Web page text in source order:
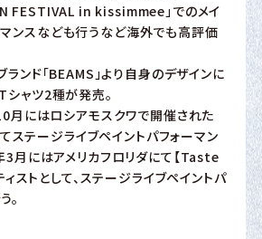
FESTIVAL in kissimmee」でのメイ
ンスなども行うなど海外でも高評価
ンド「BEAMS」より自身のデザインに
シャツ2種が発売。
月にはロシアモスクワで開催された
ステージライブペイントパフォーマン
3月にはアメリカフロリダにて【Taste
ストとして、ステージライブペイントパ
。